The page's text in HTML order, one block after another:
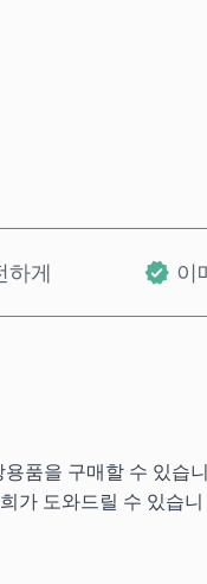
하게 이
품을 구매할 수 있습니
가 도와드릴 수 있습니